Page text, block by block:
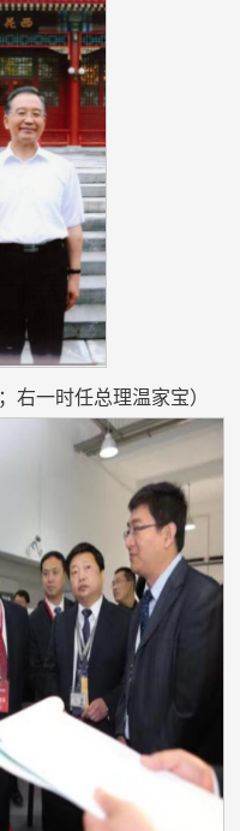
右一时任总理温家宝）